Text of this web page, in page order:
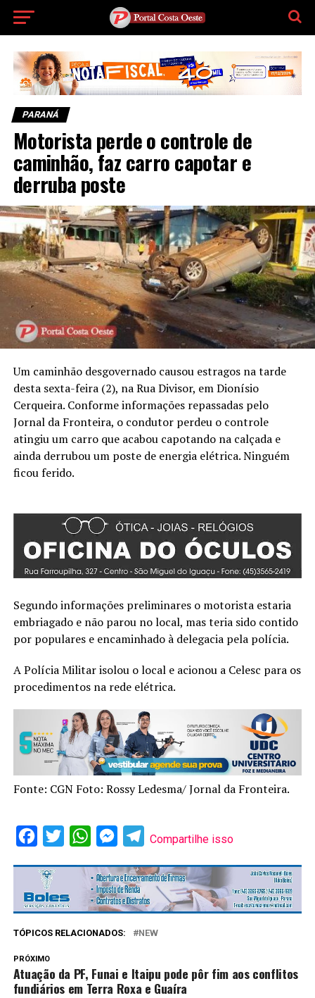
PARANÁ
Motorista perde o controle de
caminhão, faz carro capotar e
derruba poste
Um caminhão desgovernado causou estragos na tarde
desta sexta-feira (2), na Rua Divisor, em Dionísio
Cerqueira. Conforme informações repassadas pelo
Jornal da Fronteira, o condutor perdeu o controle
atingiu um carro que acabou capotando na calçada e
ainda derrubou um poste de energia elétrica. Ninguém
ficou ferido.
Segundo informações preliminares o motorista estaria
embriagado e não parou no local, mas teria sido contido
por populares e encaminhado à delegacia pela polícia.
A Polícia Militar isolou o local e acionou a Celesc para os
procedimentos na rede elétrica.
Fonte: CGN Foto: Rossy Ledesma/ Jornal da Fronteira.
Facebook
Twitter WhatsAppMessenger
Telegram
Compartilhe isso
TÓPICOS RELACIONADOS: NEW
PRÓXIMO
Atuação da PF, Funai e Itaipu pode pôr fim aos conflitos
fundiários em Terra Roxa e Guaíra